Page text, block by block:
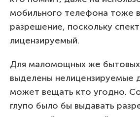
мобильного телефона тоже
разрешение, поскольку
лицензируемый.
Для маломощных же бытовых
выделены нелицензируемые
может вещать кто угодно.
глупо было бы выдавать